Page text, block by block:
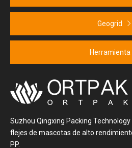
Geogrid
Herramienta
Suzhou Qingxing Packing
flejes de mascotas de alto
PP.